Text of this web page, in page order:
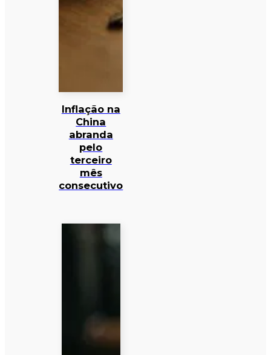
Inflação na
China
abranda
pelo
terceiro
mês
consecutivo